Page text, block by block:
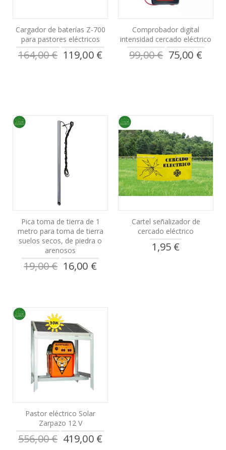
Cargador de baterías Z-700
para pastores eléctricos
164,00 €
Precio
especial
119,00 €
Comprobador digital
intensidad cercado eléctrico
99,00 €
Precio
especial
75,00 €
Pica toma de tierra de 1
metro para toma de tierra
suelos secos, de piedra o
arenosos
19,00 €
Precio
especial
16,00 €
Cartel señalizador de
cercado eléctrico
1,95 €
Pastor eléctrico Solar
Zarpazo 12 V
556,00 €
Precio
especial
419,00 €